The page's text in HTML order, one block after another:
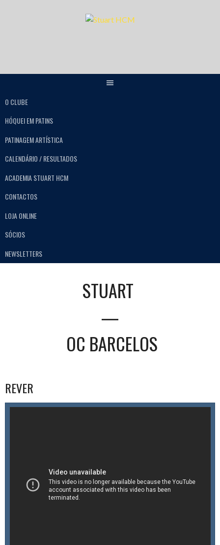
O CLUBE
HÓQUEI EM PATINS
PATINAGEM ARTÍSTICA
CALENDÁRIO / RESULTADOS
ACADEMIA STUART HCM
CONTACTOS
LOJA ONLINE
SÓCIOS
NEWSLETTERS
STUART
—
OC BARCELOS
REVER